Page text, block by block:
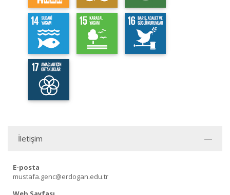
İletişim
E-posta
mustafa.genc@erdogan.edu.tr